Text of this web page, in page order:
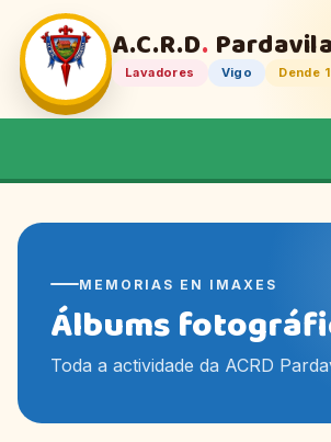
A.C.R.D.
Lavadores Vigo Dende
MEMORIAS EN IMAXES
Álbums
Toda a actividade da ACRD